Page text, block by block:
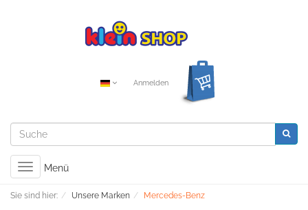
Anmelden
Toggle
navigation
Menü
Sie sind hier: Unsere Marken Mercedes-Benz